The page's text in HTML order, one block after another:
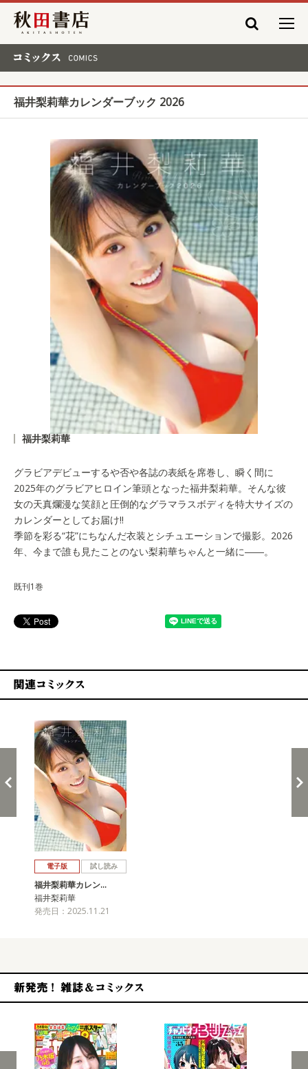
秋田書店
福井梨莉華カレンダーブック 2026
福井梨莉華
グラビアデビューするや否や各誌の表紙を席巻し、瞬く間に
2025年のグラビアヒロイン筆頭となった福井梨莉華。そんな彼
女の天真爛漫な笑顔と圧倒的なグラマラスボディを特大サイズの
カレンダーとしてお届け!!
季節を彩る“花”にちなんだ衣装とシチュエーションで撮影。2026
年、今まで誰も見たことのない梨莉華ちゃんと一緒に――。
既刊1巻
電子版 試し読み
福井梨莉華カレン…
福井梨莉華
発売日：2025.11.21